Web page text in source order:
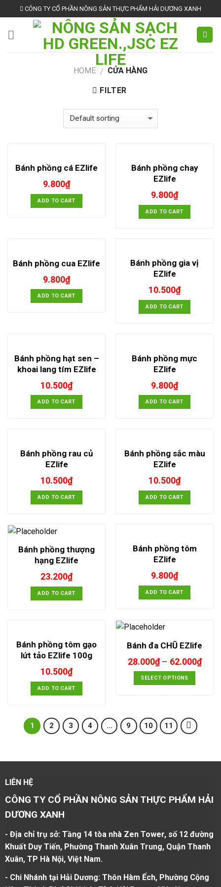
to
content
CÔNG TY CỔ PHẦN NÔNG SẢN THỰC PHẨM HẢI DƯƠNG XANH
HOME / CỬA HÀNG
FILTER
Bánh phồng cá EZlife
9.800₫
ADD TO CART
Bánh phồng chay
EZlife
9.800₫
ADD TO CART
Bánh phồng cua EZlife
9.800₫
ADD TO CART
Bánh phồng gia vị
EZlife
10.500₫
ADD TO CART
Bánh phồng hạt sen –
khoai lang tím EZlife
10.500₫
ADD TO CART
Bánh phồng mực
EZlife
9.800₫
ADD TO CART
Bánh phồng rau củ
EZlife
10.500₫
ADD TO CART
Bánh phồng sắc màu
EZlife
10.500₫
ADD TO CART
Bánh phồng thượng
hạng EZlife
23.200₫
ADD TO CART
Bánh phồng tôm
EZlife
9.800₫
ADD TO CART
Bánh phồng tôm gạo
lứt tảo EZlife 100g
10.500₫
ADD TO CART
Bánh đa CHŨ EZlife
28.000₫– 62.000₫
SELECT OPTIONS
1 2 3 4 … 9 10 11
LIÊN HỆ
CÔNG TY CỔ PHẦN NÔNG SẢN THỰC PHẨM HẢI
DƯƠNG XANH
- Địa chỉ trụ sở: Tầng 14 tòa nhà Zen Tower, số 12 đường
Khuất Duy Tiến, Phường Thanh Xuân Trung, Quận Thanh
Xuân, TP Hà Nội, Việt Nam.
- Chi Nhánh tại Hải Dương: Thôn Hàm Ếch, Phường Cộng